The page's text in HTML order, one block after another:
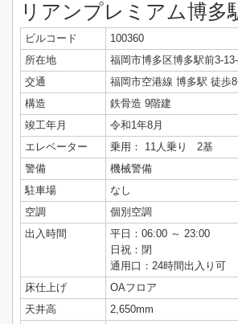
リアンプレミアム博多
ビルコード
100360
所在地
福岡市博多区博多駅前3-
交通
福岡市空港線 博多駅 徒歩
構造
鉄骨造 9階建
竣工年月
令和1年8月
エレベーター
乗用： 11人乗り 2基
警備
機械警備
駐車場
なし
空調
個別空調
出入時間
平日：06:00 ～ 23:00
日祝：閉
通用口：24時間出入り可
床仕上げ
OAフロア
天井高
2,650mm